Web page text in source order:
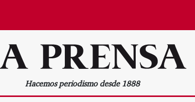
Hacemos periodismo desde 1888